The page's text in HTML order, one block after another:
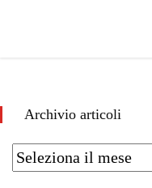
Archivio articoli